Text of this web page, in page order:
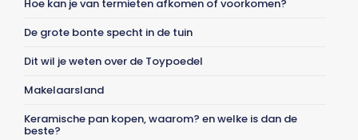
Hoe kan je van termieten afkomen of voorkomen?
De grote bonte specht in de tuin
Dit wil je weten over de Toypoedel
Makelaarsland
Keramische pan kopen, waarom? en welke is dan de
beste?